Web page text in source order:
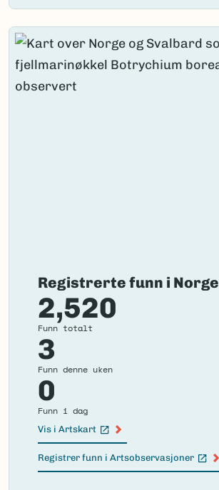
Registrerte funn i Norge
2,520
Funn totalt
3
Funn denne uken
0
Funn i dag
Vis i Artskart
(Ekstern lenke)
Registrer funn i Artsobservasjoner
(Ekstern lenke)